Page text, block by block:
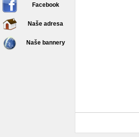
Facebook
Naše adresa
Naše bannery